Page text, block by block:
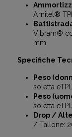
Arnitel®
Vibram®
mm.
Specifiche
Peso
soletta
Peso
soletta
Drop /
/ Tallone: